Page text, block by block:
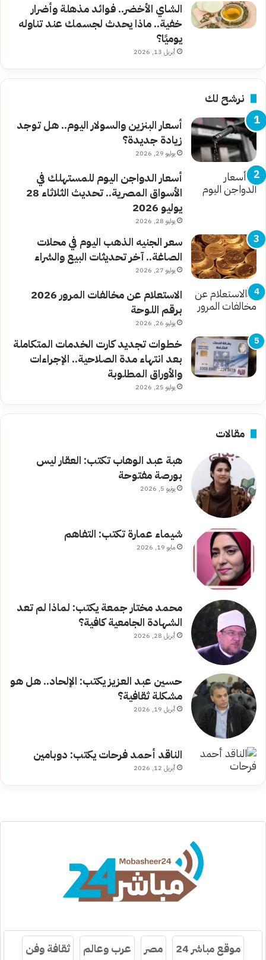
الشاي الأخضر.. فوائد مذهلة وأضرار
خفية.. ماذا يحدث لجسمك عند تناوله
يوميًا؟
أبريل 13, 2026
نرشح لك
أسعار البنزين والسولار اليوم.. هل توجد
زيادة جديدة؟
يوليو 29, 2026
أسعار الدواجن اليوم للمستهلك في
الأسواق المصرية.. تحديث الثلاثاء 28
يوليو 2026
يوليو 28, 2026
سعر الجنيه الذهب اليوم في محلات
الصاغة.. آخر تحديثات البيع والشراء
يوليو 27, 2026
الاستعلام عن مخالفات المرور 2026
برقم اللوحة
يوليو 26, 2026
خطوات تجديد كارت الخدمات المتكاملة
بعد انتهاء مدة الصلاحية.. الإجراءات
والأوراق المطلوبة
يوليو 25, 2026
مقالات
هبة عبد الوهاب تكتب: العقار ليس
بورصة مفتوحة
يونيو 5, 2026
شيماء عمارة تكتب: التفاهم
مايو 19, 2026
محمد مختار جمعة يكتب: لماذا لم تعد
الشهادة الجامعية كافية؟
أبريل 28, 2026
حسين عبد العزيز يكتب: الإلحاد.. هل هو
مشكلة ثقافية؟
أبريل 19, 2026
الناقد أحمد فرحات يكتب: دوبامين
أبريل 12, 2026
موقع مباشر 24 مصر عرب وعالم ثقافة وفن